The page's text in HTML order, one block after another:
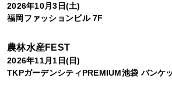
2026年10月3日(土)
福岡ファッションビル 7F
農林水産FEST
2026年11月1日(日)
TKPガーデンシティPREMIUM池袋 バンケ